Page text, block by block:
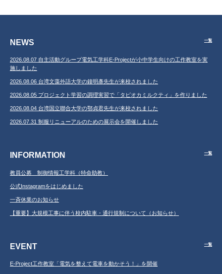
NEWS 一覧
2026.08.07 自主活動グループ電気工学科E-Projectが小中学生向けの工作教室を実
施しました
2026.08.06 台湾文藻外語大学の鐘明彥先生が来校されました
2026.08.05 プロジェクト学習の調理実習で「タピオカミルクティ」を作りました
2026.08.04 台湾国立聯合大学の鄂貞君先生が来校されました
2026.07.31 制服リニューアルのための展示会を開催しました
INFORMATION 一覧
教員公募 制御情報工学科（特命助教）
公式Instagramをはじめました
一斉休業のお知らせ
【重要】大規模工事に伴う校内駐車・通行規制について（お知らせ）
EVENT 一覧
E-Project工作教室「電気を整えて電車を動かそう！」を開催